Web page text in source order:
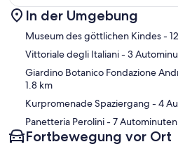
Karte
In der Umgebung
Museum des göttlichen Kindes-
Vittoriale degli Italiani- 3
Giardino Botanico Fondazione
1.8 km
Kurpromenade Spaziergang - 4
Panetteria Perolini- 7 Autominuten
Fortbewegung vor Ort